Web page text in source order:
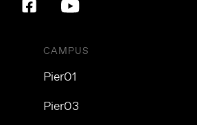
CAMPUS
Pier01
Pier03